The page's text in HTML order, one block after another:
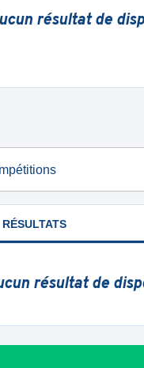
résultat de
RÉSULTATS
résultat de